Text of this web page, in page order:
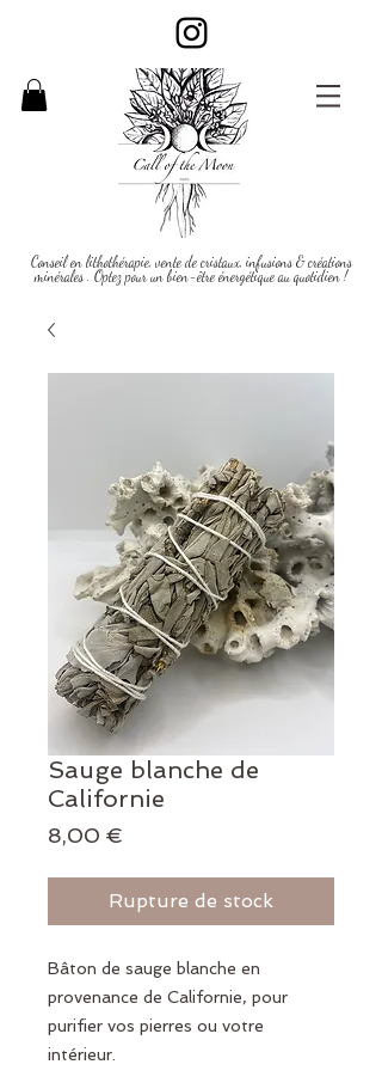
Conseil en lithothérapie, vente de cristaux, infusions & créations
minérales . Optez pour un bien-être énergétique au quotidien !
Sauge blanche de
Californie
8,00 €
Rupture de stock
Bâton de sauge blanche en
provenance de Californie, pour
purifier vos pierres ou votre
intérieur.